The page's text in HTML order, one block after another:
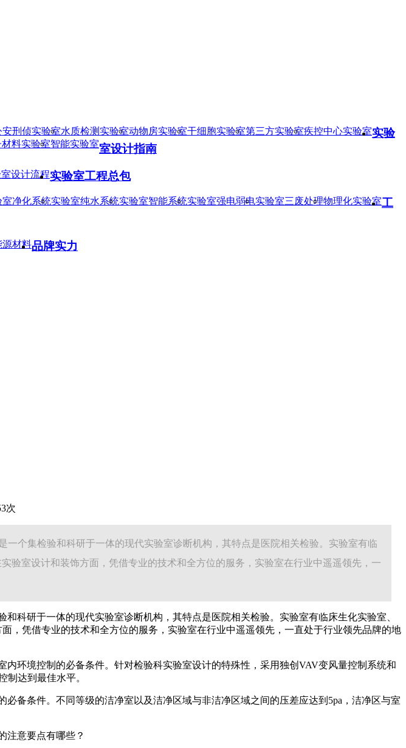
安刑侦实验室水质检测实验室动物房实验室干细胞实验室第三方实验室疾控中心实验室
材料实验室智能实验室
实验
室设计指南
设计流程实验室工程总包
室净化系统实验室纯水系统实验室智能系统实验室强电弱电实验室三废处理物理化实验室工
源材料品牌实力
次
个集检验和科研于一体的现代实验室诊断机构，其特点是医院相关检验。实验室有临
验室设计和装饰方面，凭借专业的技术和全方位的服务，实验室在行业中遥遥领先，一
科研于一体的现代实验室诊断机构，其特点是医院相关检验。实验室有临床生化实验室、
，凭借专业的技术和全方位的服务，实验室在行业中遥遥领先，一直处于行业领先品牌的地
环境控制的必备条件。针对检验科实验室设计的特殊性，采用独创VAV变风量控制系统和
制达到最佳水平。
备条件。不同等级的洁净室以及洁净区域与非洁净区域之间的压差应达到5pa，洁净区与室